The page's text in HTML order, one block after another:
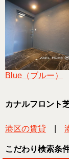
Blue（ブルー）
カナルフロント
港区の賃貸
こだわり検索条